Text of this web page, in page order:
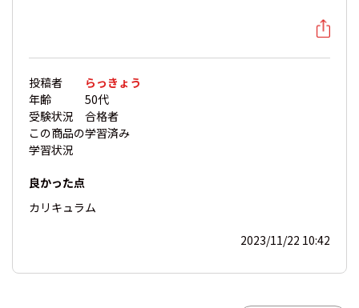
投稿者
らっきょう
年齢
50代
受験状況
合格者
この商品の
学習状況
学習済み
良かった点
カリキュラム
2023/11/22 10:42